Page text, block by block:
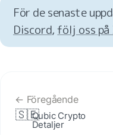
För de senaste
Discord, följ oss på
← Föregående
🇸🇪Qubic Crypto
Detaljer